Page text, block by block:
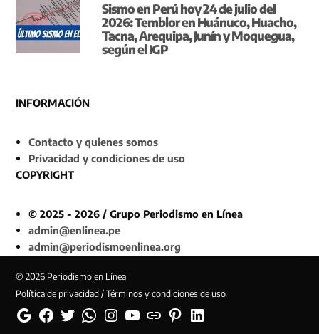
Sismo en Perú hoy 24 de julio del
2026: Temblor en Huánuco, Huacho,
Tacna, Arequipa, Junín y Moquegua,
según el IGP
INFORMACIÓN
Contacto y quienes somos
Privacidad y condiciones de uso
COPYRIGHT
© 2025 - 2026 / Grupo Periodismo en Línea
admin@enlinea.pe
admin@periodismoenlinea.org
© 2026 Periodismo en Línea
Política de privacidad / Términos y condiciones de uso
GoogleFacebookTwitterWhatsappInstagramYouTubeWeb PinterestLinkedin